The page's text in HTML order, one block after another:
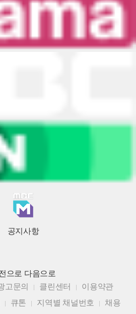
공지사항
으로 다음으로
고문의 클린센터
이용약관
큐톤 지역별 채널번호 채용